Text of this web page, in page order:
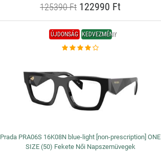
125390 Ft 122990 Ft
ÚJDONSÁG KEDVEZMÉNY
Prada PRA06S 16K08N blue-light [non-prescription] ONE
SIZE (50) Fekete Női Napszemüvegek